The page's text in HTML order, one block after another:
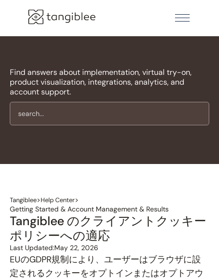
Find answers about implementation, virtual try-on,
product visualization, integrations, analytics, and
account support.
Tangiblee>Help Center>
Getting Started & Account Management & Results
Tangiblee のクライアントクッキー
ポリシーへの適応
Last Updated:May 22, 2026
EUのGDPR規制により、ユーザーはブラウザに設
定されるクッキーをオプトインまたはオプトアウ